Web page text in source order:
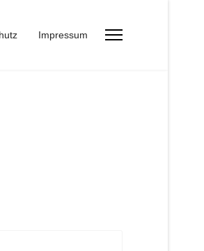
Impressum